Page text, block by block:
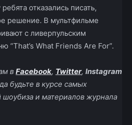
отказались писать,
решение. В мультфильме
с ливерпульским
“That’s What Friends Are For”.
в Facebook, Twitter, Instagram
будьте в курсе самых
шоубиза и материалов журнала